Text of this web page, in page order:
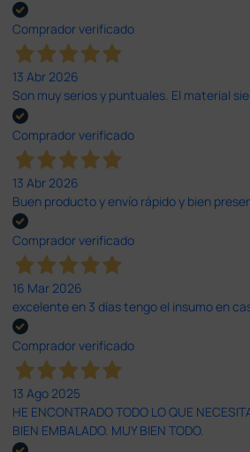
Comprador verificado
13 Abr 2026
Son muy serios y puntuales. El material
Comprador verificado
13 Abr 2026
Buen producto y envío rápido y bien
Comprador verificado
16 Mar 2026
excelente en 3 días tengo el insumo en
Comprador verificado
13 Ago 2025
HE ENCONTRADO TODO LO QUE
BIEN EMBALADO. MUY BIEN TODO.